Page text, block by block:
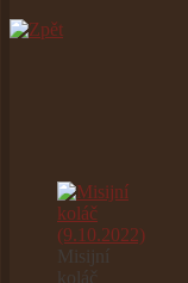
Misijní
koláč